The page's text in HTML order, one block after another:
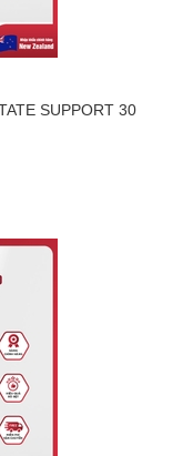
SUPPORT 30